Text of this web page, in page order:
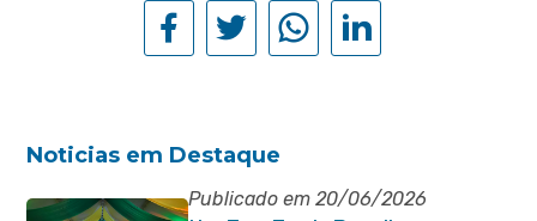
Noticias em Destaque
Publicado em 20/06/2026